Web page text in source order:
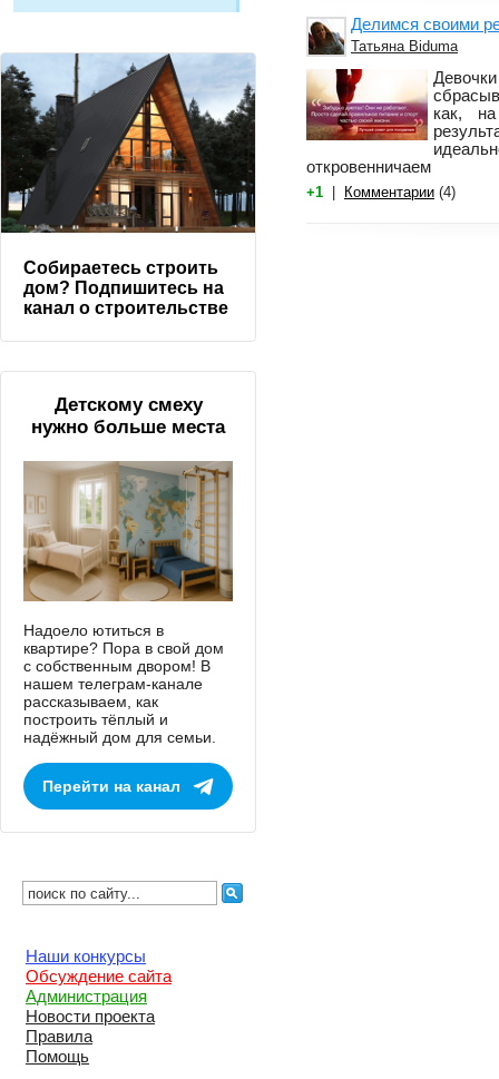
Делимся своими
Татьяна Biduma
как,
откровенничаем
+1 Комментарии (4)
Собираетесь строить
дом? Подпишитесь на
канал о строительстве
Детскому смеху
нужно больше места
Надоело ютиться в
квартире? Пора в свой дом
с собственным двором! В
нашем телеграм-канале
рассказываем, как
построить тёплый и
надёжный дом для семьи.
Перейти на канал
Наши конкурсы
Обсуждение сайта
Администрация
Новости проекта
Правила
Помощь